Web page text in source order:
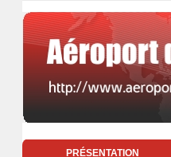
PRÉSENTATION